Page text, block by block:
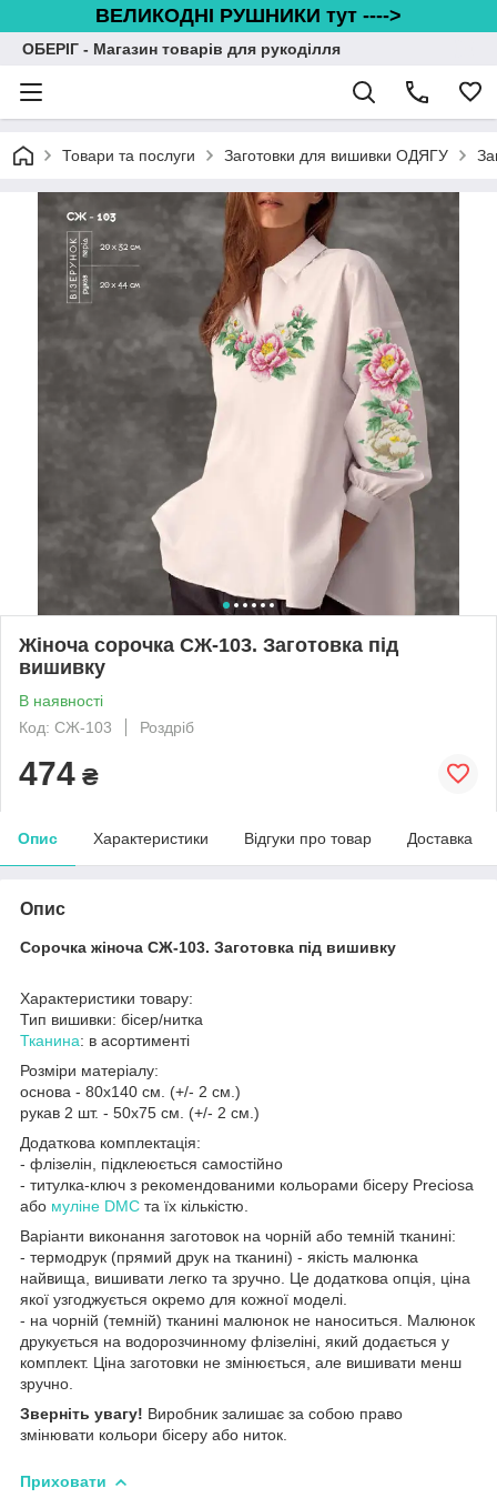
ВЕЛИКОДНІ РУШНИКИ тут ---->
ОБЕРІГ - Магазин товарів для рукоділля
Товари та послуги Заготовки для вишивки ОДЯГУ
Жіноча сорочка СЖ-103. Заготовка під
вишивку
В наявності
Код: СЖ-103
Роздріб
474 ₴
Опис Характеристики Відгуки про товар Доставка
Опис
Сорочка жіноча СЖ-103. Заготовка під вишивку
Характеристики товару:
Тип вишивки: бісер/нитка
Тканина: в асортименті
Розміри матеріалу:
основа - 80х140 см. (+/- 2 см.)
рукав 2 шт. - 50х75 см. (+/- 2 см.)
Додаткова комплектація:
- флізелін, підклеюється самостійно
- титулка-ключ з рекомендованими кольорами бісеру Preciosa
або муліне DMC та їх кількістю.
Варіанти виконання заготовок на чорній або темній тканині:
- термодрук (прямий друк на тканині) - якість малюнка
найвища, вишивати легко та зручно. Це додаткова опція, ціна
якої узгоджується окремо для кожної моделі.
- на чорній (темній) тканині малюнок не наноситься. Малюнок
друкується на водорозчинному флізеліні, який додається у
комплект. Ціна заготовки не змінюється, але вишивати менш
зручно.
Зверніть увагу! Виробник залишає за собою право
змінювати кольори бісеру або ниток.
Приховати